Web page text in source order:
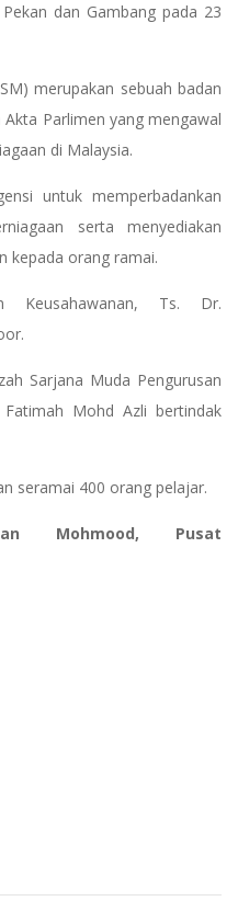
dan Gambang pada 23
merupakan sebuah badan
Parlimen yang mengawal
di Malaysia.
untuk memperbadankan
serta menyediakan
kepada orang ramai.
Keusahawanan, Ts. Dr.
Sarjana Muda Pengurusan
Mohd Azli bertindak
seramai 400 orang pelajar.
Mohmood, Pusat